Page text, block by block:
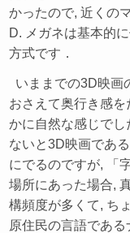
かったので, 近くの
D. メガネは基本的
方式です．
いままでの3D映画
おさえて奥行き感
かに自然な感じで
ないと3D映画であ
にでるのですが, 「
場所にあった場合,
構頻度が多くて, ち
原住民の言語であ